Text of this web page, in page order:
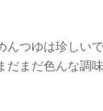
つゆは珍しい
まだ色んな調